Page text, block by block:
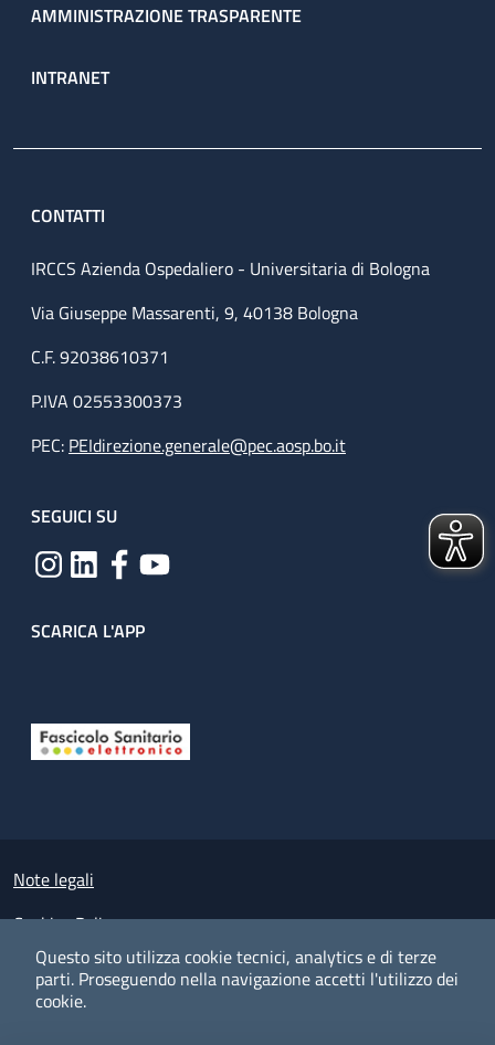
Questo sito utilizza cookie tecnici, analytics e di terze
parti. Proseguendo nella navigazione accetti l'utilizzo dei
cookie.
AMMINISTRAZIONE TRASPARENTE
INTRANET
CONTATTI
IRCCS Azienda Ospedaliero - Universitaria di Bologna
Via Giuseppe Massarenti, 9, 40138 Bologna
C.F. 92038610371
P.IVA 02553300373
PEC: PEIdirezione.generale@pec.aosp.bo.it
SEGUICI SU
SCARICA L'APP
Small prints
Note legali
Cookies Policy
Policy privacy e protezione del dato personale
Albo pretorio on-line